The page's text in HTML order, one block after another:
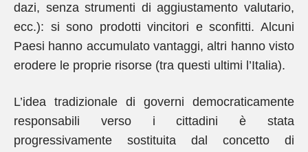
dazi, senza strumenti di aggiustamento valutario,
ecc.): si sono prodotti vincitori e sconfitti. Alcuni
Paesi hanno accumulato vantaggi, altri hanno visto
erodere le proprie risorse (tra questi ultimi l’Italia).
L’idea tradizionale di governi democraticamente
responsabili verso i cittadini è stata
progressivamente sostituita dal concetto di